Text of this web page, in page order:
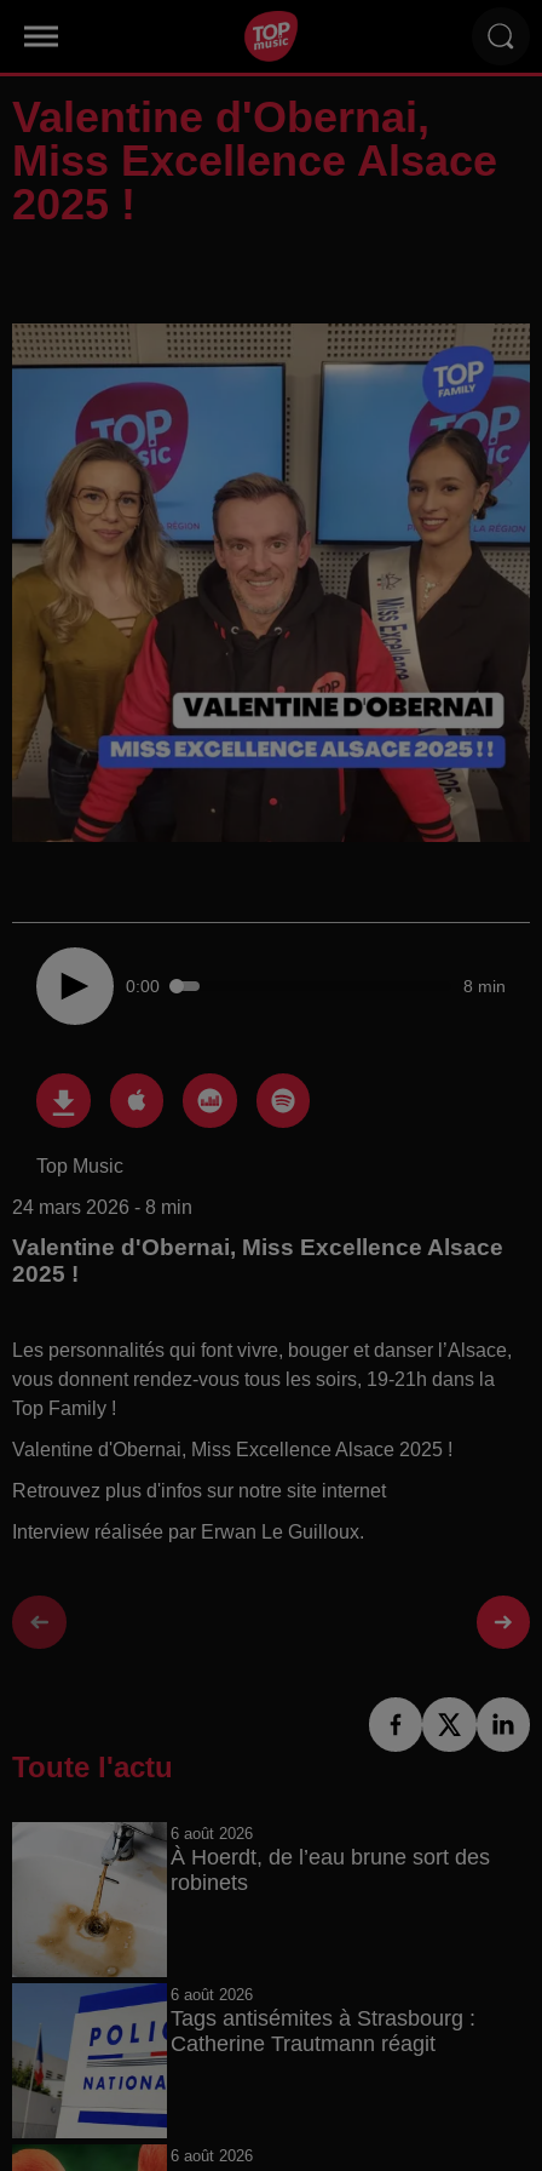
Valentine d'Obernai,
Miss Excellence Alsace
2025 !
0:00 8 min
Top Music
24 mars 2026 - 8 min
Valentine d'Obernai, Miss Excellence Alsace
2025 !
Les personnalités qui font vivre, bouger et danser l’Alsace,
vous donnent rendez-vous tous les soirs, 19-21h dans la
Top Family !
Valentine d'Obernai, Miss Excellence Alsace 2025 !
Retrouvez plus d'infos sur notre site internet
Interview réalisée par Erwan Le Guilloux.
Toute l'actu
6 août 2026
À Hoerdt, de l’eau brune sort des
robinets
6 août 2026
Tags antisémites à Strasbourg :
Catherine Trautmann réagit
6 août 2026